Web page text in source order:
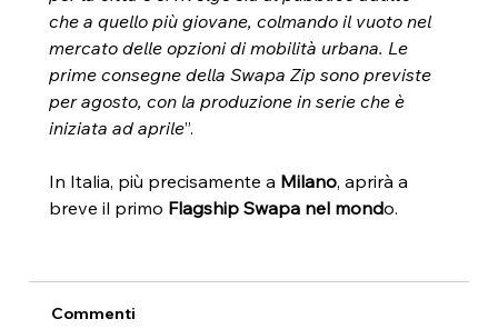
che a quello più giovane, colmando il vuoto nel
mercato delle opzioni di mobilità urbana. Le
prime consegne della Swapa Zip sono previste
per agosto, con la produzione in serie che è
iniziata ad aprile”.
In Italia, più precisamente a Milano, aprirà a
breve il primo Flagship Swapa nel mondo.
Commenti